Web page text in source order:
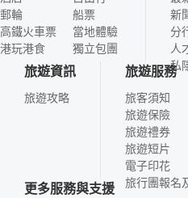
郵輪
高鐵火車票
港玩港食
船票
當地體驗
獨立包團
新
分
人
私
旅遊資訊
旅遊攻略
旅遊服務
旅客須知
旅遊保險
旅遊禮券
旅遊短片
電子印花
旅行團報名
更多服務與支援